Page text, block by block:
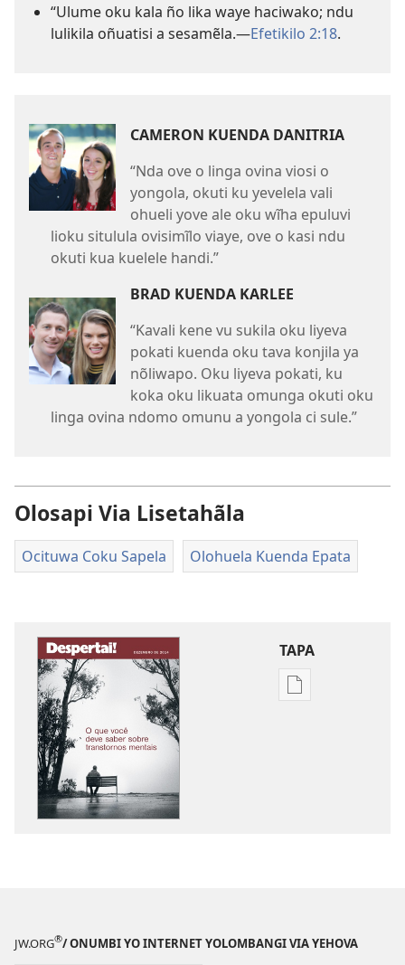
“Ulume oku kala ño lika waye haciwako; ndu
lulikila oñuatisi a sesamẽla.—Efetikilo 2:18.
CAMERON KUENDA DANITRIA
“Nda ove o linga ovina viosi o
yongola, okuti ku yevelela vali
ohueli yove ale oku wĩha epuluvi
lioku situlula ovisimĩlo viaye, ove o kasi ndu
okuti kua kuelele handi.”
BRAD KUENDA KARLEE
“Kavali kene vu sukila oku liyeva
pokati kuenda oku tava konjila ya
nõliwapo. Oku liyeva pokati, ku
koka oku likuata omunga okuti oku
linga ovina ndomo omunu a yongola ci sule.”
Olosapi Via Lisetahãla
Ocituwa Coku Sapela Olohuela Kuenda Epata
TAPA
Publication
JW.ORG®/ ONUMBI YO INTERNET YOLOMBANGI VIA YEHOVA